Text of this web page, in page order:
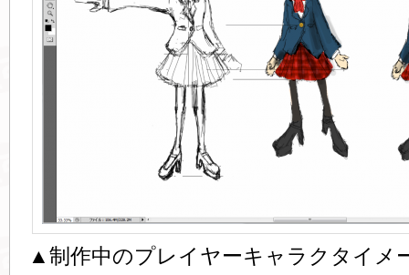
▲制作中のプレイヤーキャラクタイメ